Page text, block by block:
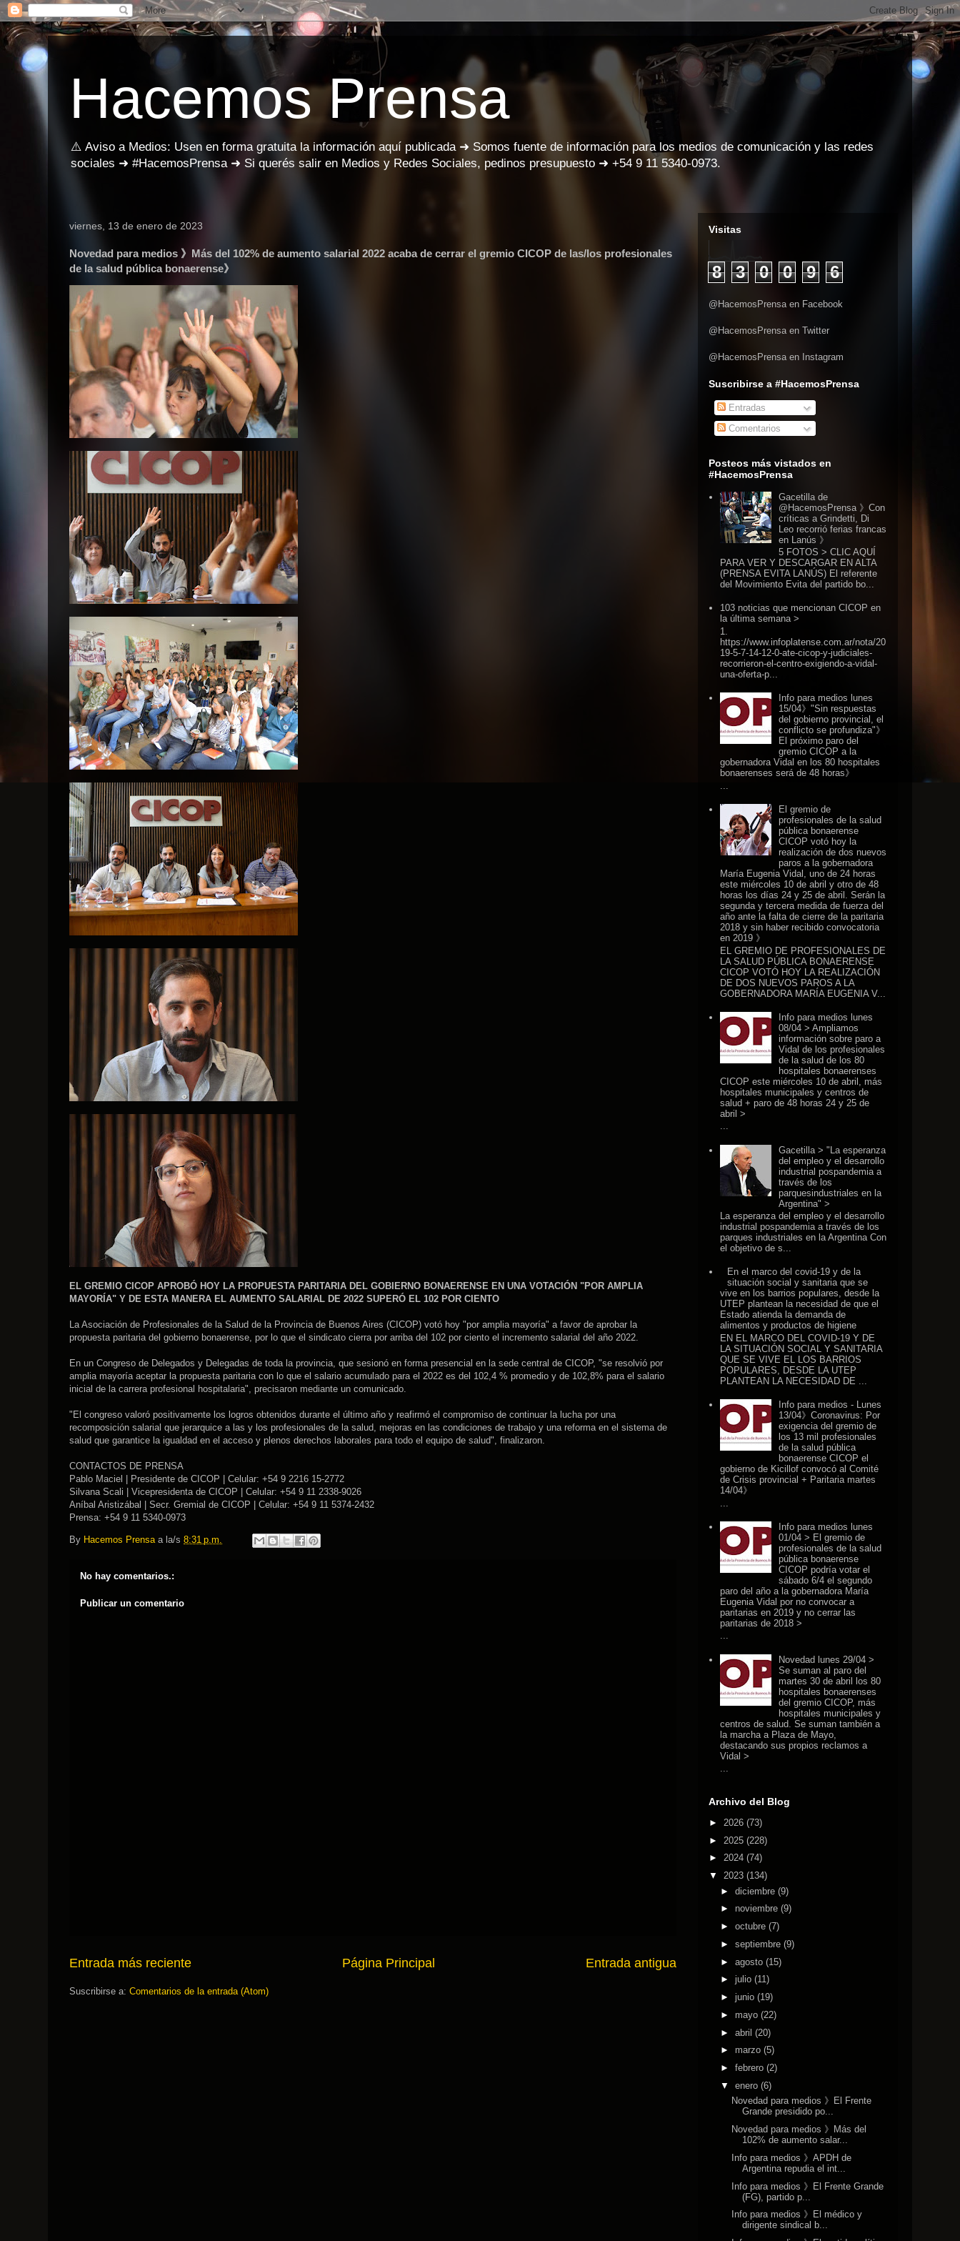
Hacemos Prensa
⚠️ Aviso a Medios: Usen en forma gratuita la información aquí publicada ➜ Somos fuente de información para los medios de comunicación y las redes
sociales ➜ #HacemosPrensa ➜ Si querés salir en Medios y Redes Sociales, pedinos presupuesto ➜ +54 9 11 5340-0973.
viernes, 13 de enero de 2023
Novedad para medios 》Más del 102% de aumento salarial 2022 acaba de cerrar el gremio CICOP de las/los profesionales
de la salud pública bonaerense》
EL GREMIO CICOP APROBÓ HOY LA PROPUESTA PARITARIA DEL GOBIERNO BONAERENSE EN UNA VOTACIÓN "POR AMPLIA
MAYORÍA" Y DE ESTA MANERA EL AUMENTO SALARIAL DE 2022 SUPERÓ EL 102 POR CIENTO
La Asociación de Profesionales de la Salud de la Provincia de Buenos Aires (CICOP) votó hoy "por amplia mayoría" a favor de aprobar la
propuesta paritaria del gobierno bonaerense, por lo que el sindicato cierra por arriba del 102 por ciento el incremento salarial del año 2022.
En un Congreso de Delegados y Delegadas de toda la provincia, que sesionó en forma presencial en la sede central de CICOP, "se resolvió por
amplia mayoría aceptar la propuesta paritaria con lo que el salario acumulado para el 2022 es del 102,4 % promedio y de 102,8% para el salario
inicial de la carrera profesional hospitalaria", precisaron mediante un comunicado.
"El congreso valoró positivamente los logros obtenidos durante el último año y reafirmó el compromiso de continuar la lucha por una
recomposición salarial que jerarquice a las y los profesionales de la salud, mejoras en las condiciones de trabajo y una reforma en el sistema de
salud que garantice la igualdad en el acceso y plenos derechos laborales para todo el equipo de salud", finalizaron.
CONTACTOS DE PRENSA
Pablo Maciel | Presidente de CICOP | Celular: +54 9 2216 15-2772
Silvana Scali | Vicepresidenta de CICOP | Celular: +54 9 11 2338-9026
Aníbal Aristizábal | Secr. Gremial de CICOP | Celular: +54 9 11 5374-2432
Prensa: +54 9 11 5340-0973
By Hacemos Prensa a la/s 8:31 p.m.
No hay comentarios.:
Publicar un comentario
Entrada más reciente Entrada antigua
Página Principal
Suscribirse a: Comentarios de la entrada (Atom)
Visitas
8 3 0 0 9 6
@HacemosPrensa en Facebook
@HacemosPrensa en Twitter
@HacemosPrensa en Instagram
Suscribirse a #HacemosPrensa
Entradas
Comentarios
Posteos más vistados en
#HacemosPrensa
Gacetilla de
@HacemosPrensa 》Con
críticas a Grindetti, Di
Leo recorrió ferias francas
en Lanús 》
5 FOTOS > CLIC AQUÍ
PARA VER Y DESCARGAR EN ALTA
(PRENSA EVITA LANÚS) El referente
del Movimiento Evita del partido bo...
103 noticias que mencionan CICOP en
la última semana >
1.
https://www.infoplatense.com.ar/nota/20
19-5-7-14-12-0-ate-cicop-y-judiciales-
recorrieron-el-centro-exigiendo-a-vidal-
una-oferta-p...
Info para medios lunes
15/04》"Sin respuestas
del gobierno provincial, el
conflicto se profundiza"》
El próximo paro del
gremio CICOP a la
gobernadora Vidal en los 80 hospitales
bonaerenses será de 48 horas》
El gremio de
profesionales de la salud
pública bonaerense
CICOP votó hoy la
realización de dos nuevos
paros a la gobernadora
María Eugenia Vidal, uno de 24 horas
este miércoles 10 de abril y otro de 48
horas los días 24 y 25 de abril. Serán la
segunda y tercera medida de fuerza del
año ante la falta de cierre de la paritaria
2018 y sin haber recibido convocatoria
en 2019 》
EL GREMIO DE PROFESIONALES DE
LA SALUD PÚBLICA BONAERENSE
CICOP VOTÓ HOY LA REALIZACIÓN
DE DOS NUEVOS PAROS A LA
GOBERNADORA MARÍA EUGENIA V...
Info para medios lunes
08/04 > Ampliamos
información sobre paro a
Vidal de los profesionales
de la salud de los 80
hospitales bonaerenses
CICOP este miércoles 10 de abril, más
hospitales municipales y centros de
salud + paro de 48 horas 24 y 25 de
abril >
...
Gacetilla > "La esperanza
del empleo y el desarrollo
industrial pospandemia a
través de los
parquesindustriales en la
Argentina" >
La esperanza del empleo y el desarrollo
industrial pospandemia a través de los
parques industriales en la Argentina Con
el objetivo de s...
En el marco del covid-19 y de la
situación social y sanitaria que se
vive en los barrios populares, desde la
UTEP plantean la necesidad de que el
Estado atienda la demanda de
alimentos y productos de higiene
EN EL MARCO DEL COVID-19 Y DE
LA SITUACIÓN SOCIAL Y SANITARIA
QUE SE VIVE EL LOS BARRIOS
POPULARES, DESDE LA UTEP
PLANTEAN LA NECESIDAD DE ...
Info para medios - Lunes
13/04》Coronavirus: Por
exigencia del gremio de
los 13 mil profesionales
de la salud pública
bonaerense CICOP el
gobierno de Kicillof convocó al Comité
de Crisis provincial + Paritaria martes
14/04》
Info para medios lunes
01/04 > El gremio de
profesionales de la salud
pública bonaerense
CICOP podría votar el
sábado 6/4 el segundo
paro del año a la gobernadora María
Eugenia Vidal por no convocar a
paritarias en 2019 y no cerrar las
paritarias de 2018 >
...
Novedad lunes 29/04 >
Se suman al paro del
martes 30 de abril los 80
hospitales bonaerenses
del gremio CICOP, más
hospitales municipales y
centros de salud. Se suman también a
la marcha a Plaza de Mayo,
destacando sus propios reclamos a
Vidal >
...
Archivo del Blog
► 2026 (73)
► 2025 (228)
► 2024 (74)
▼ 2023 (134)
► diciembre (9)
► noviembre (9)
► octubre (7)
► septiembre (9)
► agosto (15)
► julio (11)
► junio (19)
► mayo (22)
► abril (20)
► marzo (5)
► febrero (2)
▼ enero (6)
Novedad para medios 》El Frente
Grande presidido po...
Novedad para medios 》Más del
102% de aumento salar...
Info para medios 》APDH de
Argentina repudia el int...
Info para medios 》El Frente Grande
(FG), partido p...
Info para medios 》El médico y
dirigente sindical b...